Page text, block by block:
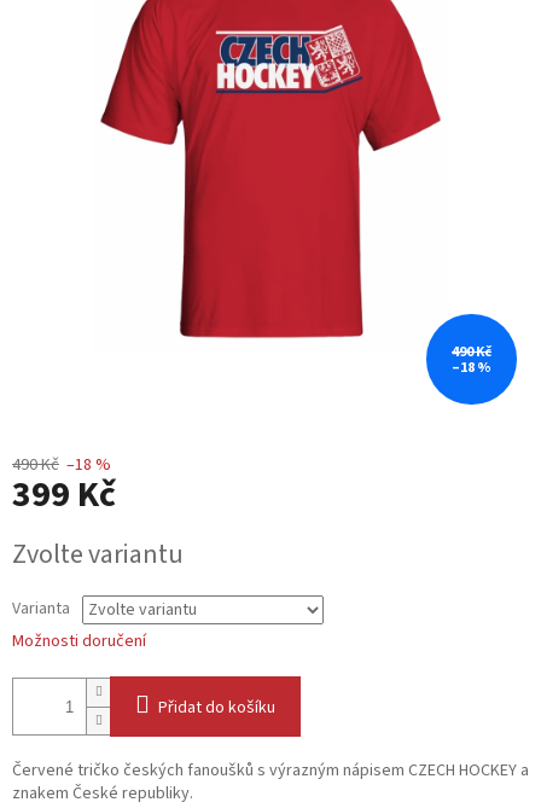
hvězdiček.
490 Kč
–18 %
490 Kč –18 %
399 Kč
cena:
Zvolte variantu
Varianta
Možnosti doručení
Přidat do košíku
Červené tričko českých fanoušků s výrazným nápisem CZECH HOCKEY a
znakem České republiky.